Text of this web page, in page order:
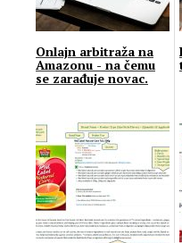
Onlajn arbitraža na
Amazonu - na čemu
se zarađuje novac.